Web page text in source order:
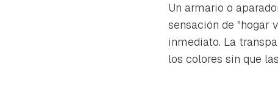
Un armario o
sensación de "hogar
inmediato. La
los colores sin que